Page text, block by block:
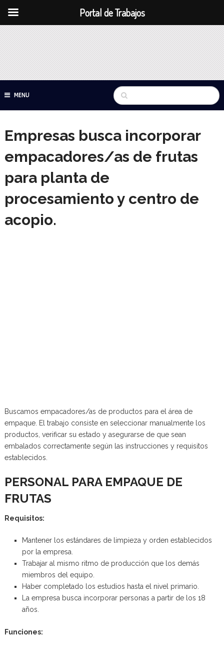
MENU
Empresas busca incorporar
empacadores/as de frutas
para planta de
procesamiento y centro de
acopio.
Buscamos empacadores/as de productos para el área de
empaque. El trabajo consiste en seleccionar manualmente los
productos, verificar su estado y asegurarse de que sean
embalados correctamente según las instrucciones y requisitos
establecidos.
PERSONAL PARA EMPAQUE DE
FRUTAS
Requisitos:
Mantener los estándares de limpieza y orden establecidos
por la empresa.
Trabajar al mismo ritmo de producción que los demás
miembros del equipo.
Haber completado los estudios hasta el nivel primario.
La empresa busca incorporar personas a partir de los 18
años.
Funciones:
Portal de Trabajos